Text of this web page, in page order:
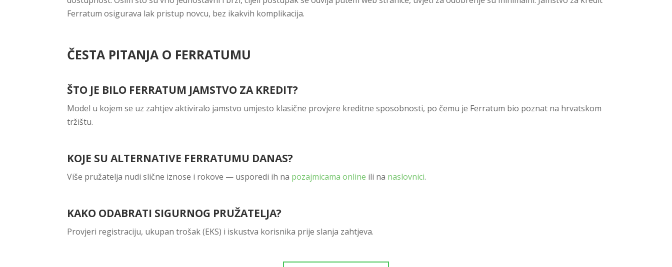
Ferratum osigurava lak pristup novcu, bez ikakvih komplikacija.
ČESTA PITANJA O FERRATUMU
ŠTO JE BILO FERRATUM JAMSTVO ZA KREDIT?
Model u kojem se uz zahtjev aktiviralo jamstvo umjesto klasične provjere kreditne sposobnosti, po čemu je Ferratum bio poznat na hrvatskom
tržištu.
KOJE SU ALTERNATIVE FERRATUMU DANAS?
Više pružatelja nudi slične iznose i rokove — usporedi ih na pozajmicama online ili na naslovnici.
KAKO ODABRATI SIGURNOG PRUŽATELJA?
Provjeri registraciju, ukupan trošak (EKS) i iskustva korisnika prije slanja zahtjeva.